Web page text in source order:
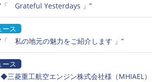
Grateful Yesterdays 」”
ース
の地元の魅力をご紹介します 」”
ース
菱重工航空エンジン株式会社様（MHIAEL）